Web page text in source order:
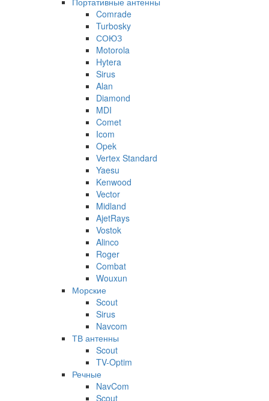
Comrade
Turbosky
СОЮЗ
Motorola
Hytera
Sirus
Alan
Diamond
MDI
Comet
Icom
Opek
Vertex Standard
Yaesu
Kenwood
Vector
Midland
AjetRays
Vostok
Alinco
Roger
Combat
Wouxun
Морские
Scout
Sirus
Navcom
ТВ антенны
Scout
TV-Optim
Речные
NavCom
Scout